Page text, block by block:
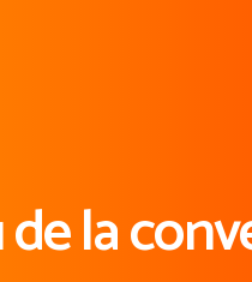
la